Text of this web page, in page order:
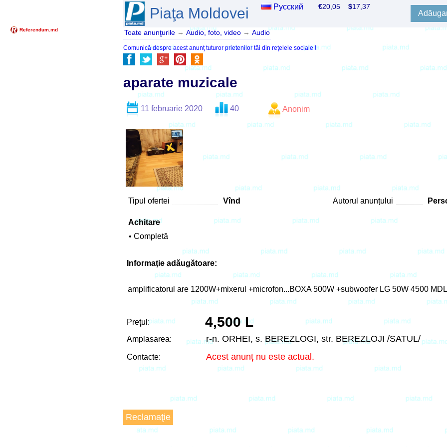
Piaţa Moldovei Русский €20,05$17,37
Toate anunţurile → Audio, foto, video → Audio
Comunică despre acest anunţ tuturor prietenilor tăi din reţelele sociale !
aparate muzicale
11 februarie 2020 40 Anonim
Tipul ofertei Vînd Autorul anunțului
Achitare
• Completă
Informaţie adăugătoare:
amplificatorul are 1200W+mixerul +microfon...BOXA 500W +subwoofer LG 50W 4500 MDL
Preţul: 4,500 L
Amplasarea: r-n. ORHEI, s. BEREZLOGI, str. BEREZLOJI /SATUL/
Contacte: Acest anunț nu este actual.
Reclamaţie